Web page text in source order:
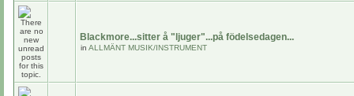
Blackmore...sitter å "ljuger"...på födelsedagen...
in ALLMÄNT MUSIK/INSTRUMENT